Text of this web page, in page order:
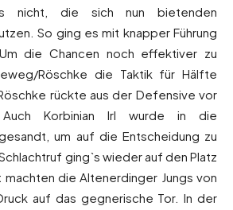
nicht, die sich nun bietenden
So ging es mit knapper Führung
die Chancen noch effektiver zu
Röschke die Taktik für Hälfte
rückte aus der Defensive vor
Korbinian Irl wurde in die
um auf die Entscheidung zu
ging`s wieder auf den Platz
die Altenerdinger Jungs von
auf das gegnerische Tor. In der